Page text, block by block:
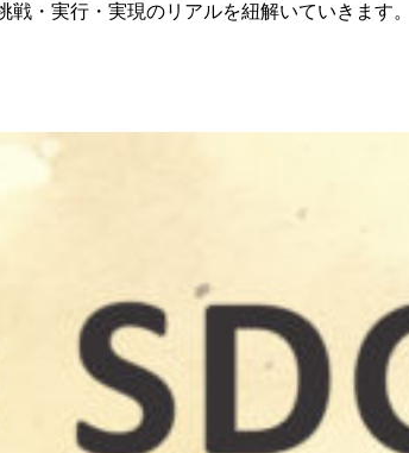
・実⾏・実現のリアルを紐解いていきます。